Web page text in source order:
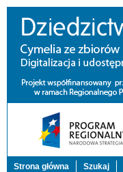
Strona główna Szukaj